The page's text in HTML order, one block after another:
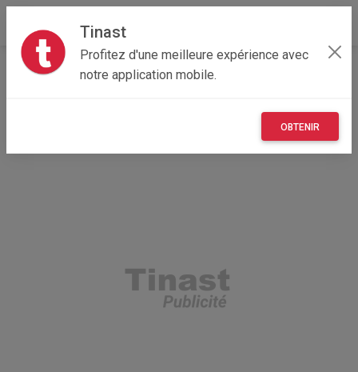
Tinast
Profitez d'une meilleure expérience avec
notre application mobile.
OBTENIR
Accueil Recherche Particulier